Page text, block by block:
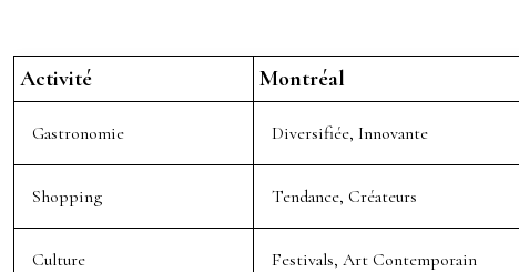
Activité Montréal
Gastronomie Diversifiée, Innovante
Shopping Tendance, Créateurs
Culture Festivals, Art Contemporain